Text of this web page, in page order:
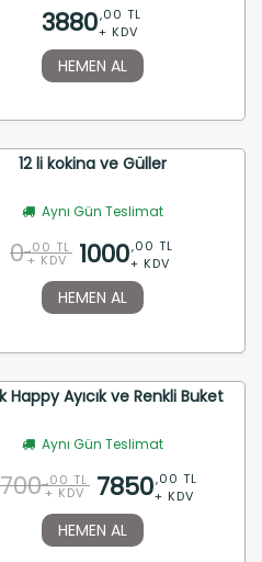
3880,00 TL
+ KDV
HEMEN AL
12 li kokina ve Güller
Aynı Gün Teslimat
0 ,00 TL
+ KDV 1000,00 TL
+ KDV
HEMEN AL
Happy Ayıcık ve Renkli Buket
Aynı Gün Teslimat
,00 TL
+ KDV 7850,00 TL
+ KDV
HEMEN AL